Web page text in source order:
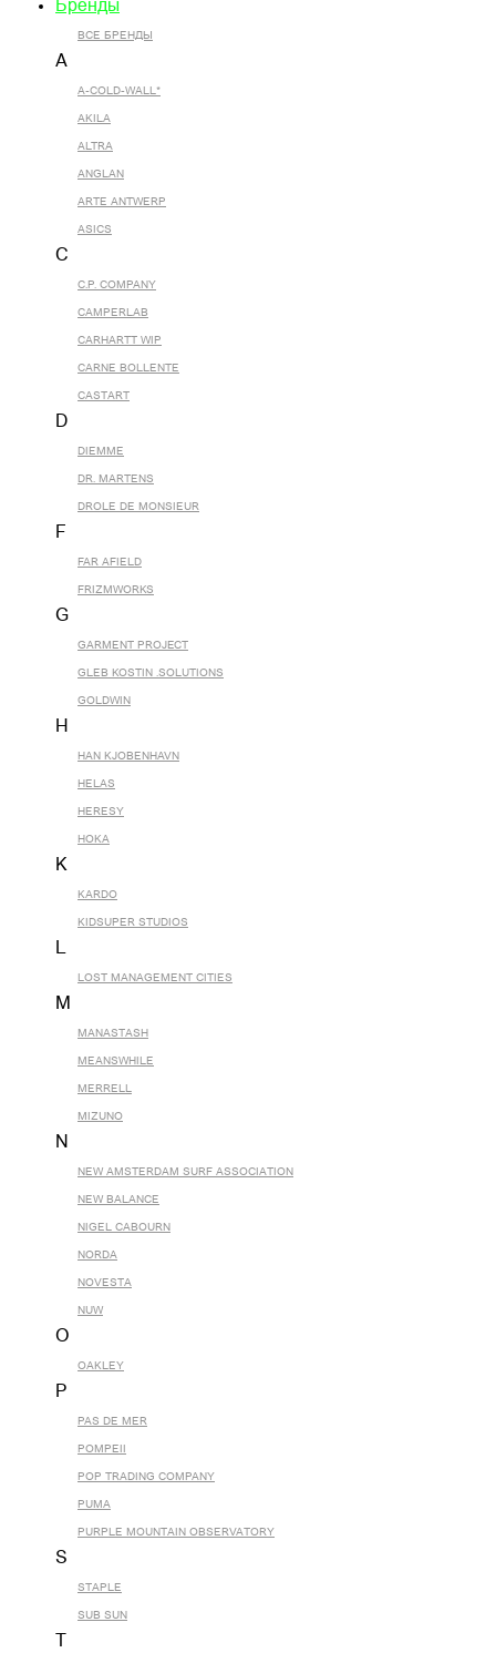
Бренды
ВСЕ БРЕНДЫ
A
A-COLD-WALL*
AKILA
ALTRA
ANGLAN
ARTE ANTWERP
ASICS
C
C.P. COMPANY
CAMPERLAB
CARHARTT WIP
CARNE BOLLENTE
CASTART
D
DIEMME
DR. MARTENS
DROLE DE MONSIEUR
F
FAR AFIELD
FRIZMWORKS
G
GARMENT PROJECT
GLEB KOSTIN .SOLUTIONS
GOLDWIN
H
HAN KJOBENHAVN
HELAS
HERESY
HOKA
K
KARDO
KIDSUPER STUDIOS
L
LOST MANAGEMENT CITIES
M
MANASTASH
MEANSWHILE
MERRELL
MIZUNO
N
NEW AMSTERDAM SURF ASSOCIATION
NEW BALANCE
NIGEL CABOURN
NORDA
NOVESTA
NUW
O
OAKLEY
P
PAS DE MER
POMPEII
POP TRADING COMPANY
PUMA
PURPLE MOUNTAIN OBSERVATORY
S
STAPLE
SUB SUN